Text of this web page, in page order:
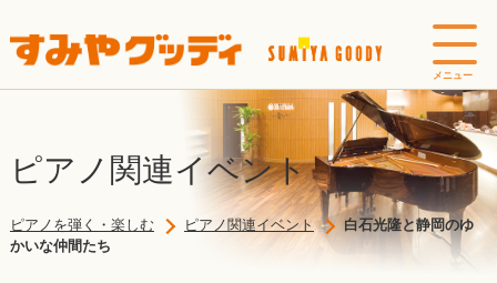
ピアノ関連イベント
ピアノを弾く・楽しむ ピアノ関連イベント
白石光隆と静岡のゆ
かいな仲間たち